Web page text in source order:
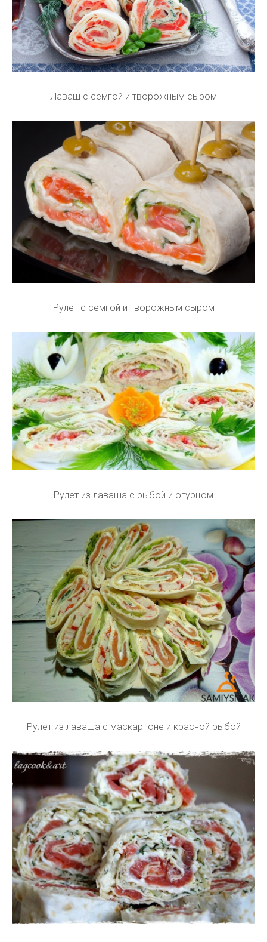
Лаваш с семгой и творожным сыром
Рулет с семгой и творожным сыром
Рулет из лаваша с рыбой и огурцом
Рулет из лаваша с маскарпоне и красной рыбой